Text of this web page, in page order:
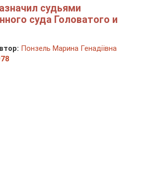
судьями
суда Головатого и
Понзель Марина Генадіївна